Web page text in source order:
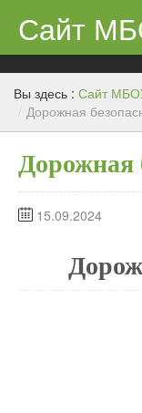
Сведения об
ЕГЭ-11 и ГИА
Ученикам
Центр «Точка
Вы здесь : Сайт
/ Дорожная
Дорожная
15.09.2024